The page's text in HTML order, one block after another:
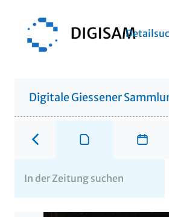
Digitale Giessener